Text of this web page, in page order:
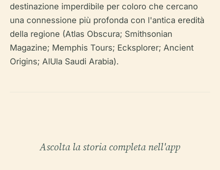
destinazione imperdibile per coloro che cercano
una connessione più profonda con l'antica eredità
della regione (Atlas Obscura; Smithsonian
Magazine; Memphis Tours; Ecksplorer; Ancient
Origins; AlUla Saudi Arabia).
Ascolta la storia completa nell'app